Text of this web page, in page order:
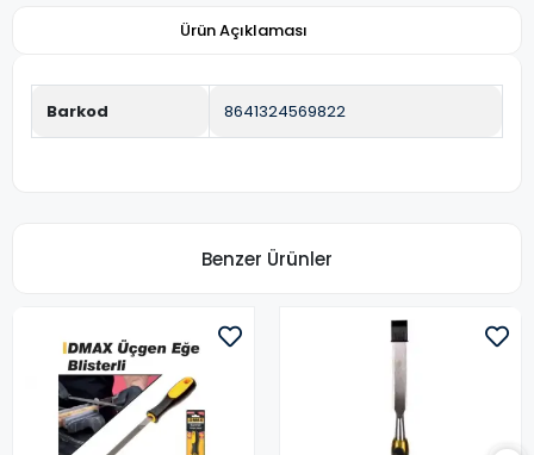
Ürün Açıklaması
Barkod 8641324569822
Benzer Ürünler